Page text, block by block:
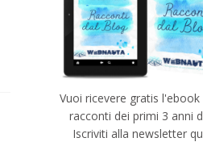
Vuoi ricevere gratis
racconti dei primi 3 anni
Iscriviti alla newsletter